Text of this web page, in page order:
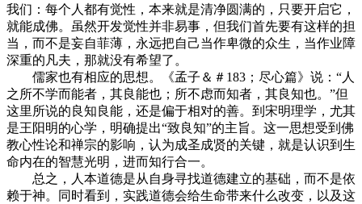
我们：每个人都有觉性，本来就是清净圆满的，只要开启它，
就能成佛。虽然开发觉性并非易事，但我们首先要有这样的担
当，而不是妄自菲薄，永远把自己当作卑微的众生，当作业障
深重的凡夫，那就没有希望了。
儒家也有相应的思想。《孟子＆＃183；尽心篇》说：“人
之所不学而能者，其良能也；所不虑而知者，其良知也。”但
这里所说的良知良能，还是偏于相对的善。到宋明理学，尤其
是王阳明的心学，明确提出“致良知”的主旨。这一思想受到佛
教心性论和禅宗的影响，认为成圣成贤的关键，就是认识到生
命内在的智慧光明，进而知行合一。
总之，人本道德是从自身寻找道德建立的基础，而不是依
赖于神。同时看到，实践道德会给生命带来什么改变，以及这